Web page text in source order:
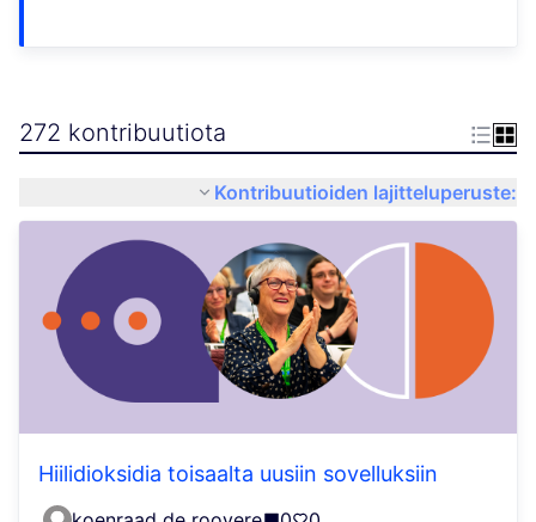
272 kontribuutiota
Kontribuutioiden lajitteluperuste:
Hiilidioksidia toisaalta uusiin sovelluksiin